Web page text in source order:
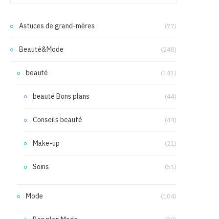
Astuces de grand-mères (77)
Beauté&Mode (248)
beauté (141)
beauté Bons plans (44)
Conseils beauté (44)
Make-up (21)
Soins (51)
Mode (104)